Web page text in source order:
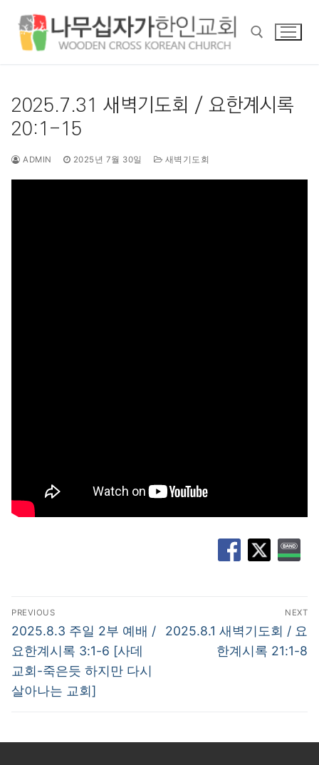
2025.7.31 새벽기도회 / 요한계시록
20:1-15
ADMIN 2025년 7월 30일 새벽기도회
글
탐
색
PREVIOUS
Previous
post:
2025.8.3 주일 2부 예배 /
요한계시록 3:1-6 [사데
교회-죽은듯 하지만 다시
살아나는 교회]
NEXT
Next
2025.8.1 새벽기도회 / 요
한계시록 21:1-8